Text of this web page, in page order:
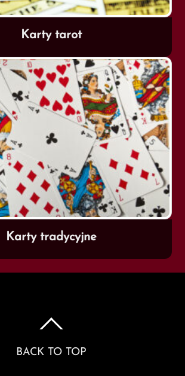
Karty tarot
Karty tradycyjne
BACK TO TOP